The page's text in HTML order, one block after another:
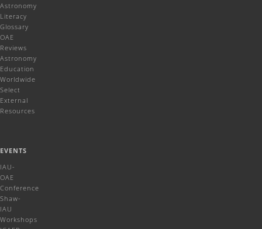
Astronomy
Literacy
Glossary
OAE
Reviews
Astronomy
Education
Worldwide
Select
External
Resources
EVENTS
IAU-
OAE
Conference
Shaw-
IAU
Workshops